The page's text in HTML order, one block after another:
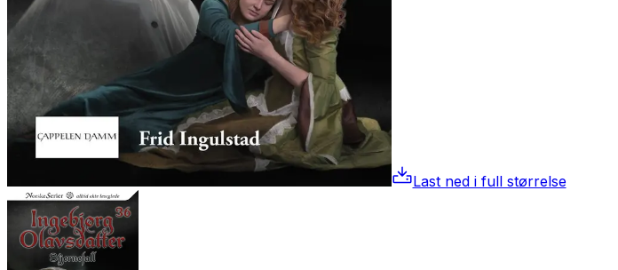
Last ned i full størrelse